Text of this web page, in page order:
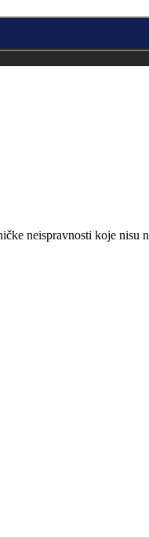
neispravnosti koje nisu